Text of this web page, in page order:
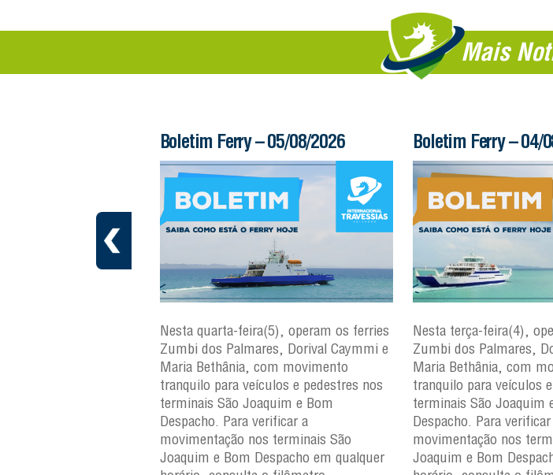
Mais
Boletim Ferry – 05/08/2026
Nesta quarta-feira(5), operam os ferries
Zumbi dos Palmares, Dorival Caymmi e
Maria Bethânia, com movimento
tranquilo para veículos e pedestres nos
terminais São Joaquim e Bom
Despacho. Para verificar a
movimentação nos terminais São
Joaquim e Bom Despacho em qualquer
Boletim Ferry – 04/
Nesta terça-feira(4),
Zumbi dos Palmares,
Maria Bethânia, com
tranquilo para veículos
terminais São Joaquim
Despacho. Para
movimentação nos
Joaquim e Bom